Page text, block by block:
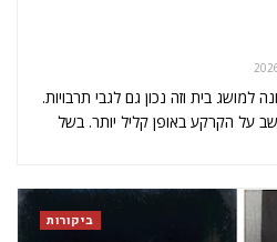
בית וזה נכון גם לגבי תרבויות.
על הקרקע באופן קליל יותר. בשל
ביקורות